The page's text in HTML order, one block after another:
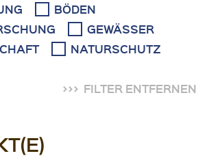
BÖDEN
GEWÄSSER
NATURSCHUTZ
FILTER ENTFERNEN